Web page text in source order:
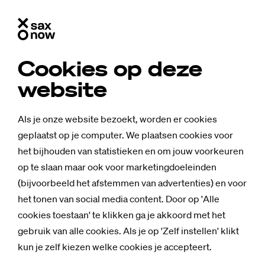
Cookies op deze
website
Als je onze website bezoekt, worden er cookies
geplaatst op je computer. We plaatsen cookies voor
het bijhouden van statistieken en om jouw voorkeuren
op te slaan maar ook voor marketingdoeleinden
(bijvoorbeeld het afstemmen van advertenties) en voor
het tonen van social media content. Door op 'Alle
cookies toestaan' te klikken ga je akkoord met het
gebruik van alle cookies. Als je op 'Zelf instellen' klikt
kun je zelf kiezen welke cookies je accepteert.
Nieuws
Iraan­se stu­den­